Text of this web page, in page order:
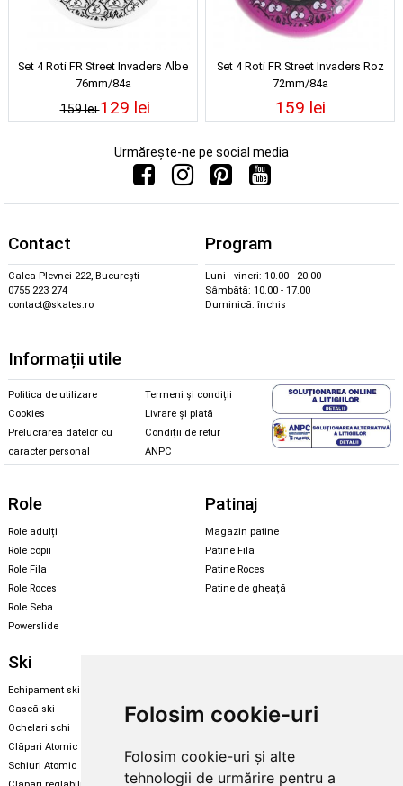
Folosim cookie-uri
Folosim cookie-uri și alte
tehnologii de urmărire pentru a
Set 4 Roti FR Street Invaders Albe
76mm/84a
159 lei129 lei
Set 4 Roti FR Street Invaders Roz
72mm/84a
159 lei
Urmărește-ne pe social media
Contact
Calea Plevnei 222, București
0755 223 274
contact@skates.ro
Program
Luni - vineri: 10.00 - 20.00
Sâmbătă: 10.00 - 17.00
Duminică: închis
Informații utile
Politica de utilizare
Cookies
Prelucrarea datelor cu
caracter personal
Termeni și condiții
Livrare și plată
Condiții de retur
ANPC
Role
Role adulți
Role copii
Role Fila
Role Roces
Role Seba
Powerslide
Patinaj
Magazin patine
Patine Fila
Patine Roces
Patine de gheață
Ski
Echipament ski
Cască ski
Ochelari schi
Clăpari Atomic
Schiuri Atomic
Echipament snowboard
Skate & longboard